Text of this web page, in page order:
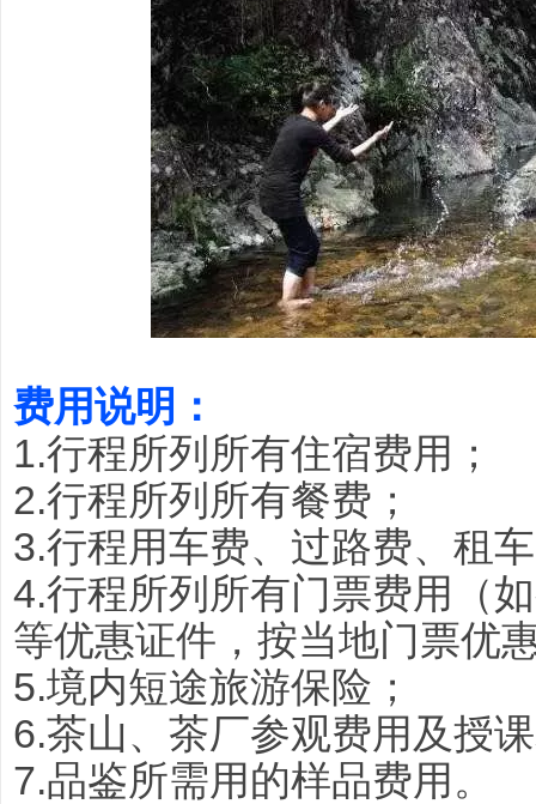
费用说明：
1.行程所列所有住宿费用；
2.行程所列所有餐费；
3.行程用车费、过路费、租
4.行程所列所有门票费用（
等优惠证件，按当地门票优
5.境内短途旅游保险；
6.茶山、茶厂参观费用及授
7.品鉴所需用的样品费用。